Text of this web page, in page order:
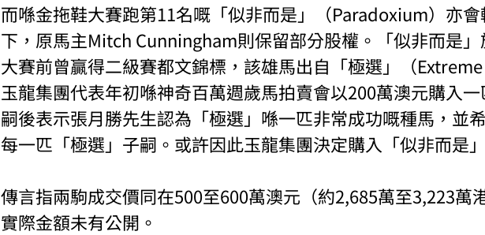
而喺金拖鞋大賽跑第11名嘅「似非而是」（Paradoxium）亦
下，原馬主Mitch Cunningham則保留部分股權。「似非而是
大賽前曾贏得二級賽都文錦標，該雄馬出自「極選」（
玉龍集團代表年初喺神奇百萬週歲馬拍賣會以200萬澳元購入
嗣後表示張月勝先生認為「極選」喺一匹非常成功嘅種馬，並
每一匹「極選」子嗣。或許因此玉龍集團決定購入「似非而是
傳言指兩駒成交價同在500至600萬澳元（約2,685萬至3,223萬
實際金額未有公開。